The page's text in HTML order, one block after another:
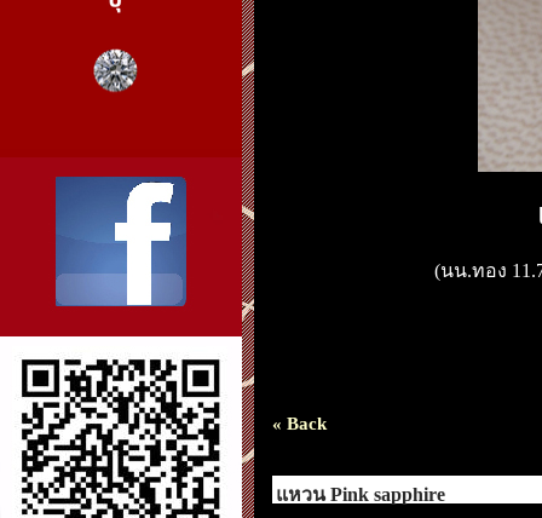
(นน.ทอง
« Back
แหวน Pink sapphire